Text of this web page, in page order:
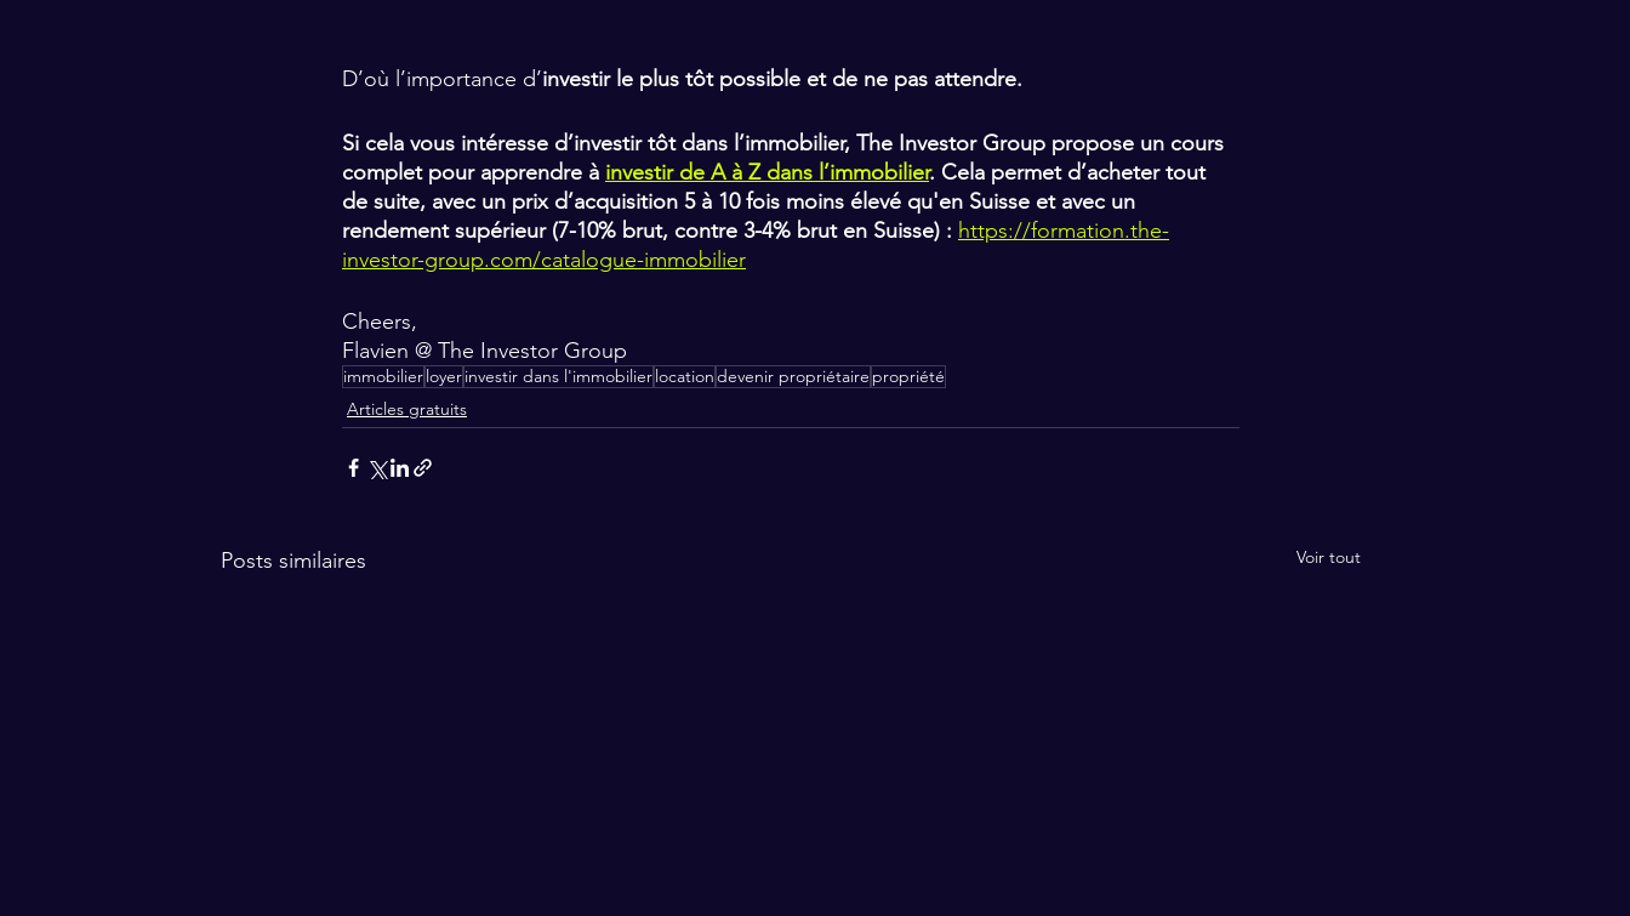
D’où l’importance d’investir le plus tôt possible et de ne pas attendre.
Si cela vous intéresse d’investir tôt dans l’immobilier, The Investor Group propose un cours
complet pour apprendre à investir de A à Z dans l’immobilier. Cela permet d’acheter tout
de suite, avec un prix d’acquisition 5 à 10 fois moins élevé qu'en Suisse et avec un
rendement supérieur (7-10% brut, contre 3-4% brut en Suisse) : https://formation.the-
investor-group.com/catalogue-immobilier
Cheers,
Flavien @ The Investor Group
immobilierloyerinvestir dans l'immobilierlocationdevenir propriétaire propriété
Articles gratuits
Posts similaires Voir tout